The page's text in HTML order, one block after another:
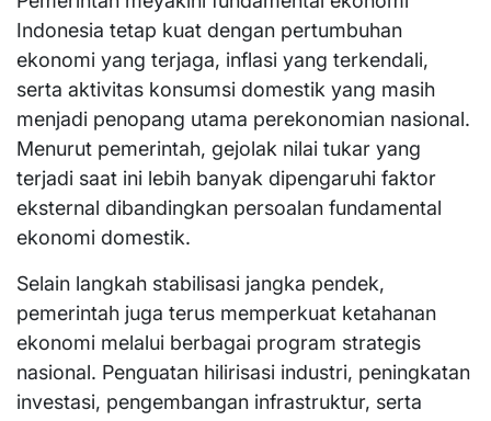
Indonesia tetap kuat dengan pertumbuhan
ekonomi yang terjaga, inflasi yang terkendali,
serta aktivitas konsumsi domestik yang masih
menjadi penopang utama perekonomian nasional.
Menurut pemerintah, gejolak nilai tukar yang
terjadi saat ini lebih banyak dipengaruhi faktor
eksternal dibandingkan persoalan fundamental
ekonomi domestik.
Selain langkah stabilisasi jangka pendek,
pemerintah juga terus memperkuat ketahanan
ekonomi melalui berbagai program strategis
nasional. Penguatan hilirisasi industri, peningkatan
investasi, pengembangan infrastruktur, serta